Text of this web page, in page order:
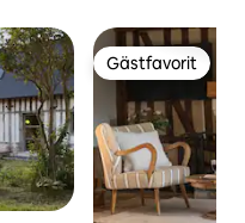
Gästfavorit
Gästfavorit